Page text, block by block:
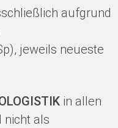
aufgrund
jeweils neueste
in allen
nicht als